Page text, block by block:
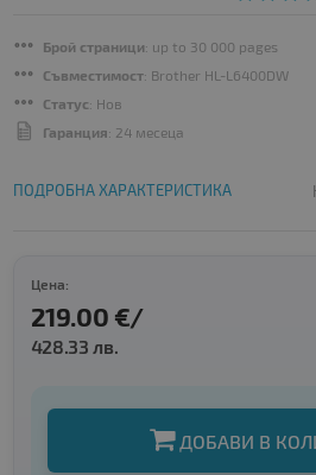
Брой страници: up to 30 000 pages
Съвместимост: Brother HL-L6400DW
Статус: Нов
Гаранция: 24 месеца
ПОДРОБНА ХАРАКТЕРИСТИКА
Цена:
219.00 €/
428.33 лв.
ДОБАВИ В